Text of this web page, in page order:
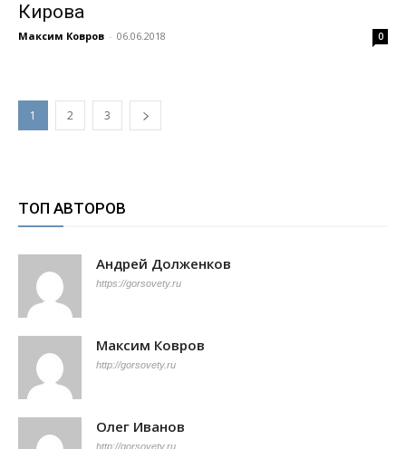
Кирова
Максим Ковров - 06.06.2018 0
1 2 3
ТОП АВТОРОВ
Андрей Долженков
https://gorsovety.ru
Максим Ковров
http://gorsovety.ru
Олег Иванов
http://gorsovety.ru